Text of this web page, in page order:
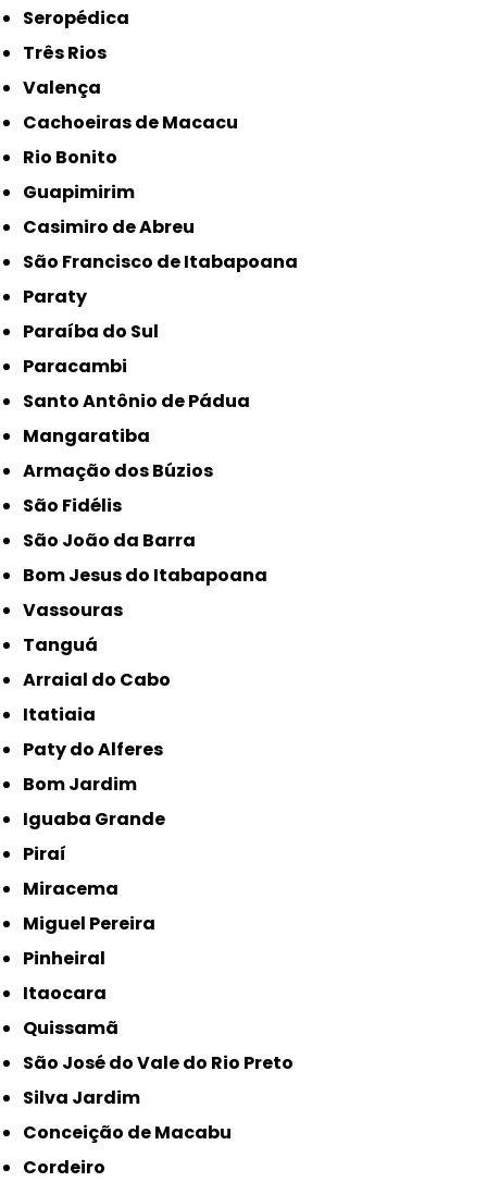
Seropédica
Três Rios
Valença
Cachoeiras de Macacu
Rio Bonito
Guapimirim
Casimiro de Abreu
São Francisco de Itabapoana
Paraty
Paraíba do Sul
Paracambi
Santo Antônio de Pádua
Mangaratiba
Armação dos Búzios
São Fidélis
São João da Barra
Bom Jesus do Itabapoana
Vassouras
Tanguá
Arraial do Cabo
Itatiaia
Paty do Alferes
Bom Jardim
Iguaba Grande
Piraí
Miracema
Miguel Pereira
Pinheiral
Itaocara
Quissamã
São José do Vale do Rio Preto
Silva Jardim
Conceição de Macabu
Cordeiro